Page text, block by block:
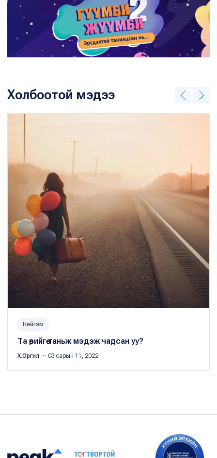
Холбоотой мэдээ
Нийгэм
Та өөрийгөө таньж мэдэж чадсан уу?
Х.Оргил ・ 03 сарын 11, 2022